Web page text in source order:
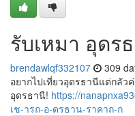
รับเหมา อุดร
brendawlqf332107 309
อยากไปเที่ยวอุดรธานีแต่กลัว
อุดรธานี! https://
เช-ารถ-อ-ดรธาน-ราคาถ-ก